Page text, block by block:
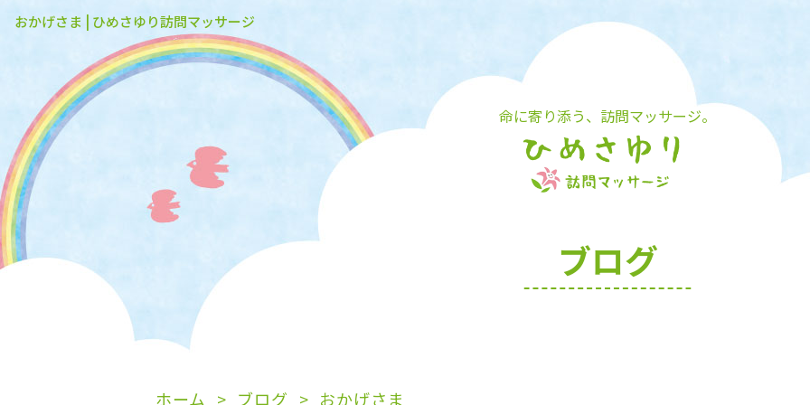
命に寄り添う、訪問マッサージ。
おかげさま | ひめさゆり訪問マッサージ
ブログ
ホーム ブログ おかげさま